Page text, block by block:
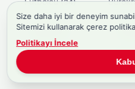
(34)
Doktor(21) Şair
Size daha iyi bir deneyim
Sitemizi kullanarak çerez
Politikayı İncele